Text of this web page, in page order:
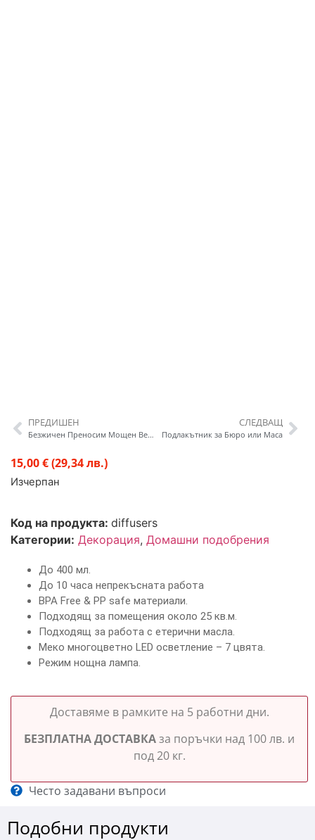
ПРЕДИШЕН
Безжичен Преносим Мощен Вентилатор Go Fan
СЛЕДВАЩ
Подлакътник за Бюро или Маса
15,00 €(29,34 лв.)
Изчерпан
Код на продукта: diffusers
Категории: Декорация, Домашни подобрения
До 400 мл.
До 10 часа непрекъсната работа
BPA Free & PP safe материали.
Подходящ за помещения около 25 кв.м.
Подходящ за работа с етерични масла.
Меко многоцветно LED осветление – 7 цвята.
Режим нощна лампа.
Доставяме в рамките на 5 работни дни.
БЕЗПЛАТНА ДОСТАВКАза поръчки над 100 лв. и
под 20 кг.
Често задавани въпроси
Подобни продукти